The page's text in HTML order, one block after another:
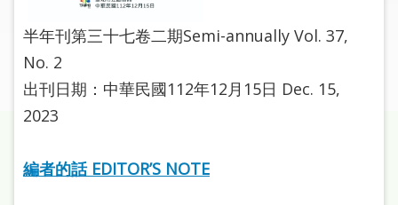
請
常
見
半年刊第三十七卷二期Semi-annually Vol. 37,
No. 2
出刊日期：中華民國112年12月15日 Dec. 15,
2023
編者的話 EDITOR’S NOTE